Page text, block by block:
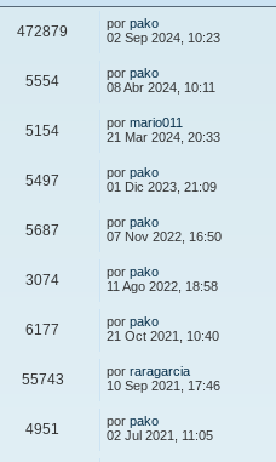
472879 por pako
02 Sep 2024, 10:23
5554 por pako
08 Abr 2024, 10:11
5154 por mario011
21 Mar 2024, 20:33
5497 por pako
01 Dic 2023, 21:09
5687 por pako
07 Nov 2022, 16:50
3074 por pako
11 Ago 2022, 18:58
6177 por pako
21 Oct 2021, 10:40
55743 por raragarcia
10 Sep 2021, 17:46
4951 por pako
02 Jul 2021, 11:05